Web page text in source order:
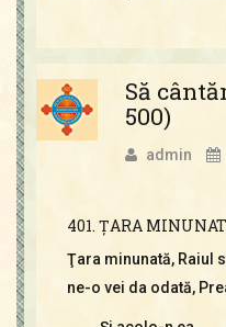
Să
500)
admin
401. ŢARA
Ţara minunată, Raiul
ne-o vei da odată,